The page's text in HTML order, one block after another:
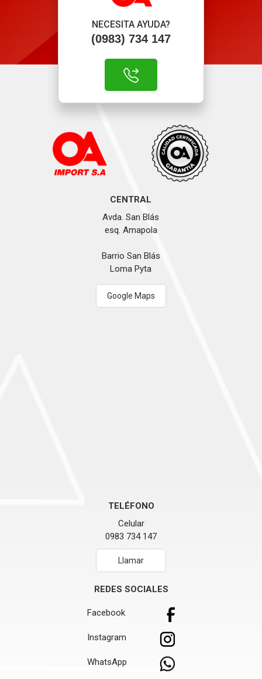
NECESITA AYUDA?
(0983) 734 147
CENTRAL
Avda. San Blás
esq. Amapola
Barrio San Blás
Loma Pyta
Google Maps
TELÉFONO
Celular
0983 734 147
Llamar
REDES SOCIALES
Facebook
Instagram
WhatsApp